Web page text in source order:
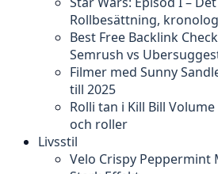
Rollbesättning,
Best Free Backlink
Semrush vs
Filmer med Sunny
till 2025
Rolli tan i Kill Bill
och roller
Livsstil
Velo Crispy Peppermint